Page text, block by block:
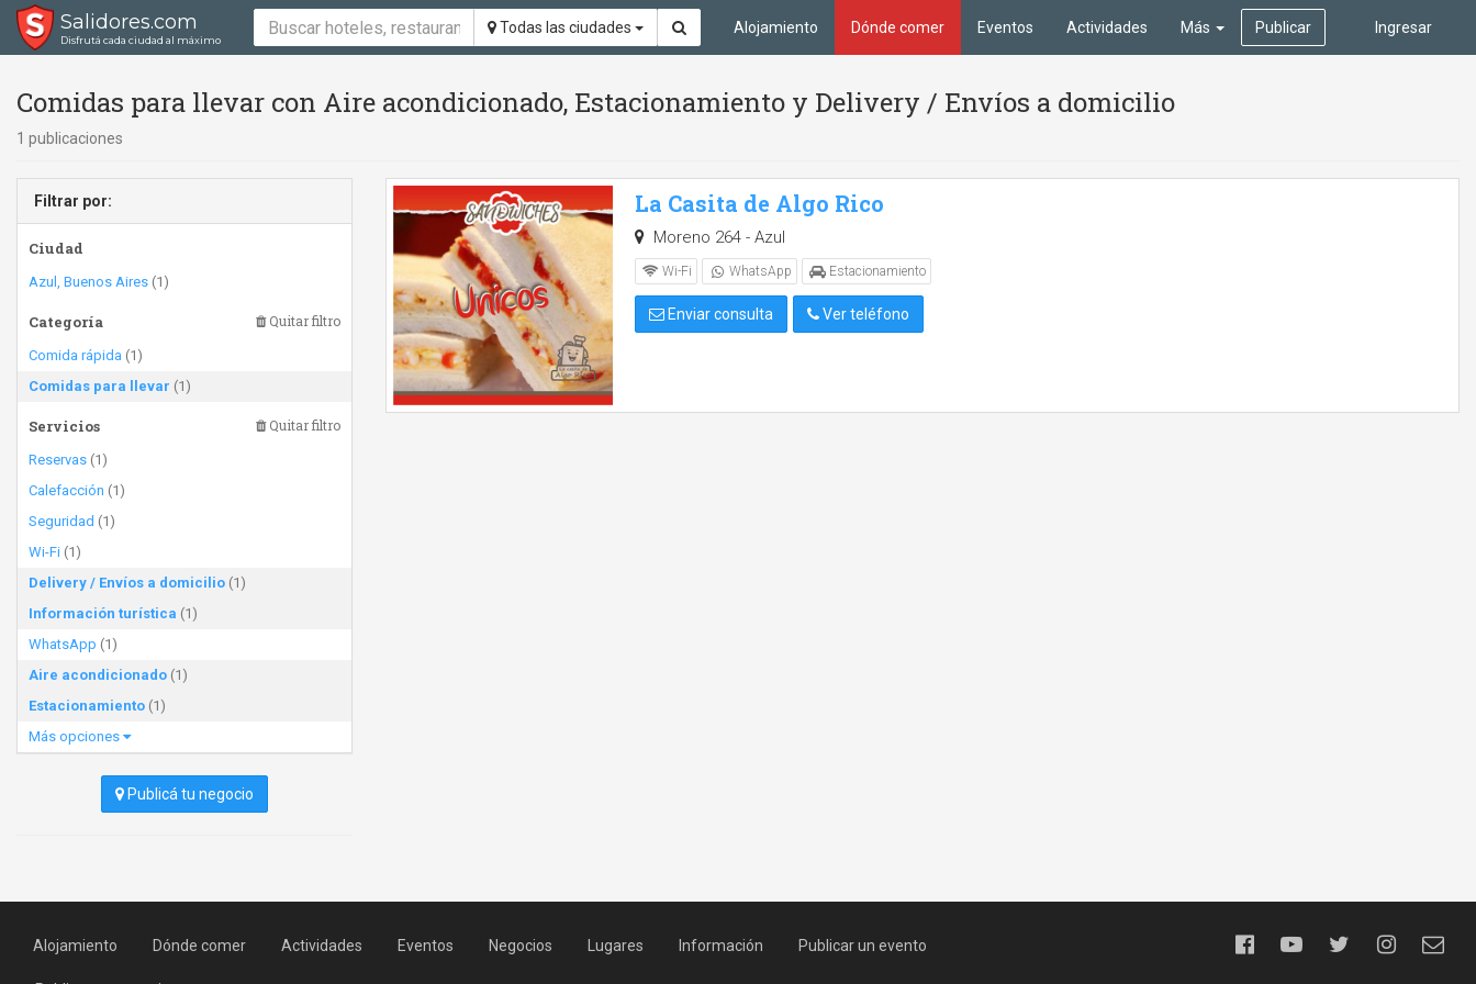
Salidores.com
Disfrutá cada ciudad al máximo
Todas las ciudades Ingresar
Alojamiento Dónde comer Eventos Actividades Más Publicar
Comidas para llevar con Aire acondicionado, Estacionamiento y Delivery / Envíos a domicilio
1 publicaciones
Filtrar por:
Ciudad
Azul, Buenos Aires (1)
Categoría Quitar filtro
Comida rápida (1)
Comidas para llevar (1)
Servicios Quitar filtro
Reservas (1)
Calefacción (1)
Seguridad (1)
Wi-Fi (1)
Delivery / Envíos a domicilio (1)
Información turística (1)
WhatsApp (1)
Aire acondicionado (1)
Estacionamiento (1)
Más opciones
Publicá tu negocio
La Casita de Algo Rico
Moreno 264 - Azul
Wi-Fi WhatsApp Estacionamiento
Enviar consulta Ver teléfono
Alojamiento Dónde comer Actividades Eventos Negocios Lugares Información Publicar un evento